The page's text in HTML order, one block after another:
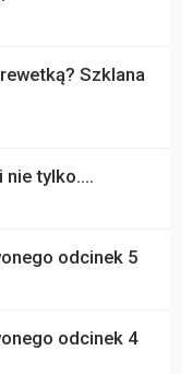
Szklana
nie tylko....
odcinek 5
odcinek 4